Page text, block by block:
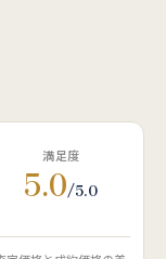
満足度
5.0/5.0